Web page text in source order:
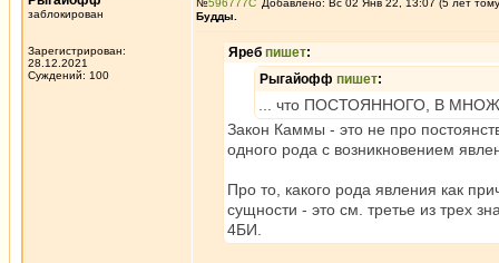
заблокирован
Зарегистрирован:
28.12.2021
Суждений: 100
№596777
Добавлено: Вс 02 Янв 22, 13:07 (5 лет
Будды.
Яреб пишет:
Рыгайофф пишет:
... что ПОСТОЯННОГО, В
Закон Каммы - это не про
одного рода с возникновением
Про то, какого рода явления как
сущности - это см. третье из трех
4БИ.